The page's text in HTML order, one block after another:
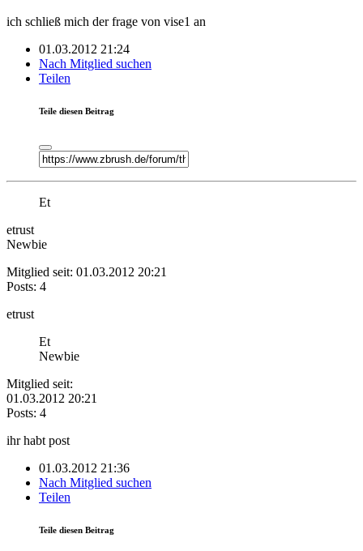
ich schließ mich der frage von vise1 an
01.03.2012 21:24
Nach Mitglied suchen
Teilen
Teile diesen Beitrag
Et
etrust
Newbie
Mitglied seit: 01.03.2012 20:21
Posts: 4
etrust
Et
Newbie
Mitglied seit:
01.03.2012 20:21
Posts: 4
ihr habt post
01.03.2012 21:36
Nach Mitglied suchen
Teilen
Teile diesen Beitrag